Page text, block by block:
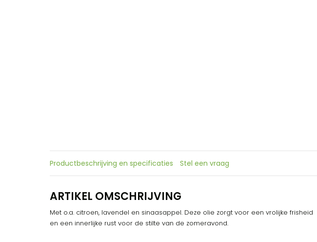
Productbeschrijving en specificaties Stel een vraag
ARTIKEL OMSCHRIJVING
Met o.a. citroen, lavendel en sinaasappel. Deze olie zorgt voor een vrolijke frisheid
en een innerlijke rust voor de stilte van de zomeravond.